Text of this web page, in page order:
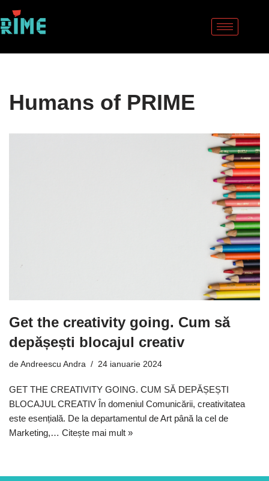
Sari
Humans of PRIME
Get the creativity going. Cum să
depășești blocajul creativ
de Andreescu Andra 24 ianuarie 2024
GET THE CREATIVITY GOING. CUM SĂ DEPĂȘEȘTI
BLOCAJUL CREATIV În domeniul Comunicării, creativitatea
este esențială. De la departamentul de Art până la cel de
Marketing,… Citește mai mult »